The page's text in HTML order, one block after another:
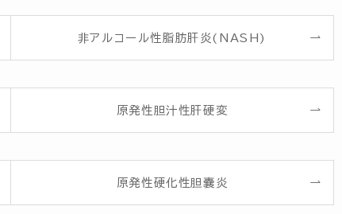
非アルコール性脂肪肝炎(NASH)
原発性胆汁性肝硬変
原発性硬化性胆嚢炎